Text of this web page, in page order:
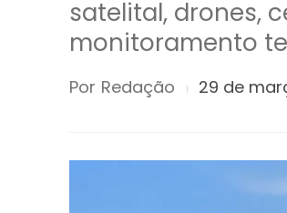
satelital, drones,
monitoramento
Por Redação 29 de